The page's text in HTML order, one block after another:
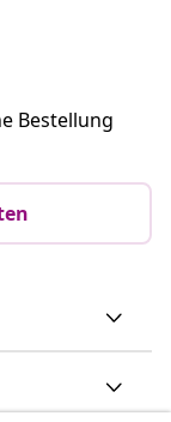
Bestellung